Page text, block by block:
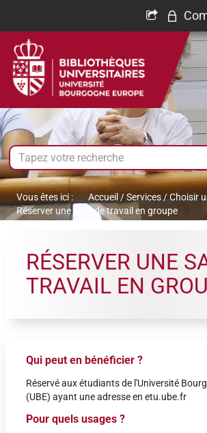
Vous êtes ici :
Accueil /Services/Choisir
Réserver une salle de travail en groupe
RÉSERVER UNE
TRAVAIL EN
Qui peut en bénéficier ?
Réservé aux étudiants de l'Université
(UBE) ayant une adresse en etu.ube.fr
Pour quels usages ?